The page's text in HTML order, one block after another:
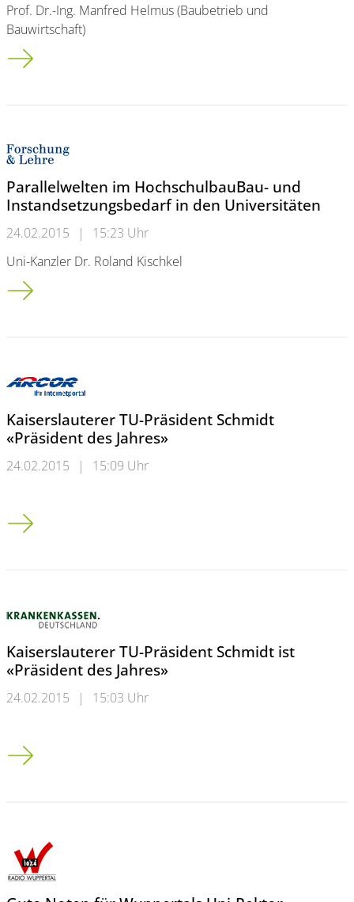
Prof. Dr.-Ing. Manfred Helmus (Baubetrieb und
Bauwirtschaft)
Natürlicher Stahlkreislauf
Parallelwelten im HochschulbauBau- und
Instandsetzungsbedarf in den Universitäten
24.02.2015 |
15:23 Uhr
Uni-Kanzler Dr. Roland Kischkel
Parallelwelten im Hochschulbau<br />Bau- und
Kaiserslauterer TU-Präsident Schmidt
«Präsident des Jahres»
24.02.2015 | 15:09 Uhr
Kaiserslauterer TU-Präsident Schmidt «Präsident des Jahres»
Kaiserslauterer TU-Präsident Schmidt ist
«Präsident des Jahres»
24.02.2015 | 15:03 Uhr
Kaiserslauterer TU-Präsident Schmidt ist «Präsident des